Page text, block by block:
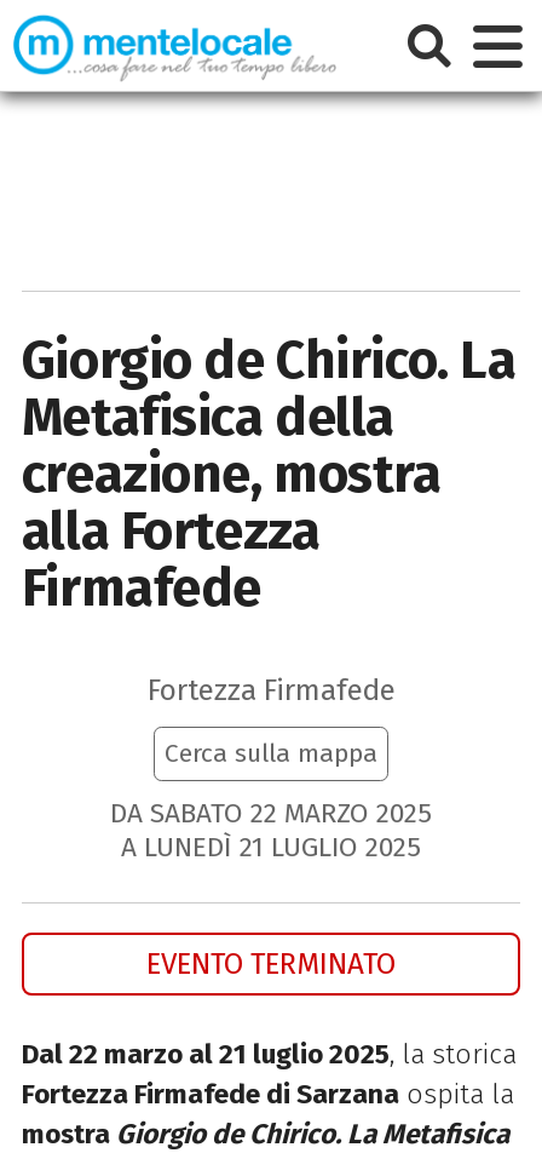
Giorgio de Chirico. La
Metafisica della
creazione, mostra
alla Fortezza
Firmafede
Fortezza Firmafede
Cerca sulla mappa
DA SABATO 22 MARZO 2025
A LUNEDÌ 21 LUGLIO 2025
EVENTO TERMINATO
Dal 22 marzo al 21 luglio 2025, la storica
Fortezza Firmafede di Sarzanaospita la
mostra Giorgio de Chirico. La Metafisica